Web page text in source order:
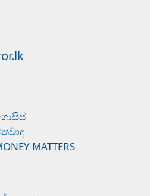
MATTERS